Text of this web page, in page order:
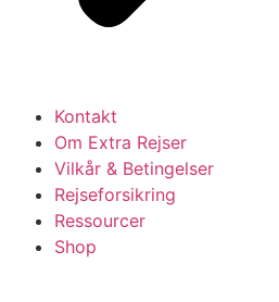
Kontakt
Om Extra Rejser
Vilkår & Betingelser
Rejseforsikring
Ressourcer
Shop